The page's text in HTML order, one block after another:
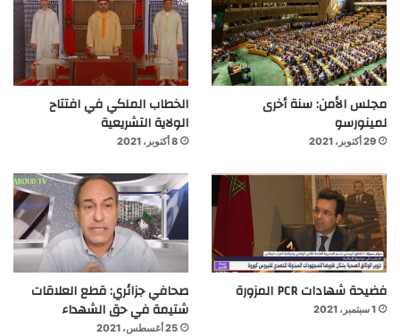
مجلس الأمن: سنة أخرى
لمينورسو
29 أكتوبر، 2021
الخطاب الملكي في افتتاح
الولاية التشريعية
8 أكتوبر، 2021
فضيحة شهادات PCR المزورة
1 سبتمبر، 2021
صحافي جزائري: قطع العلاقات
شتيمة في حق الشهداء
25 أغسطس، 2021